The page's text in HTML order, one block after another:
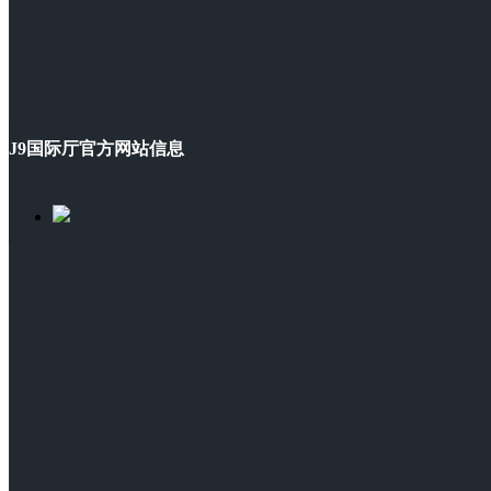
J9国际厅官方网站信息